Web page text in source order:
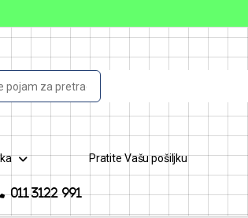
Pratite Vašu pošiljku
011 3122 991